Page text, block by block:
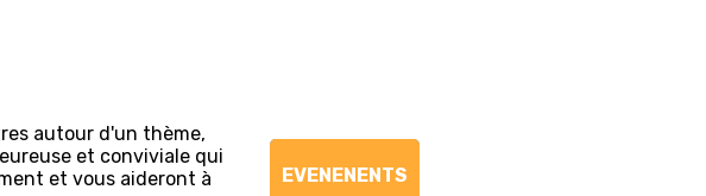
autour d'un thème,
et conviviale qui
et vous aideront à
EVENENENTS